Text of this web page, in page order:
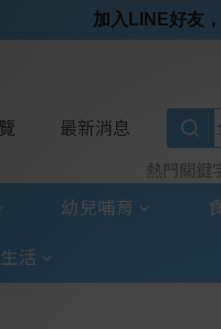
⭐
⭐超取選全
最新消息
熱門關鍵
幼兒哺育
活
加入LINE好友